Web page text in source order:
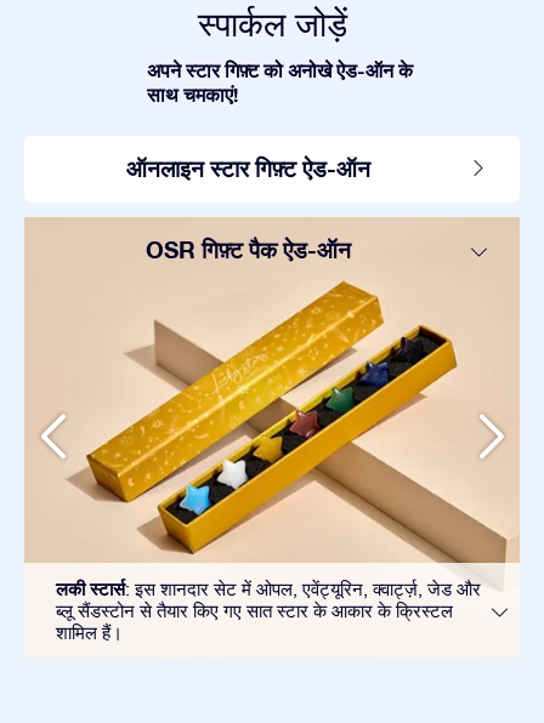
स्पार्कल जोड़ें
अपने स्टार गिफ़्ट को अनोखे ऐड-ऑन के
साथ चमकाएं!
ऑनलाइन स्टार गिफ़्ट ऐड-ऑन
OSR गिफ़्ट पैक ऐड-ऑन
लकी स्टार्स: इस शानदार सेट में ओपल, एवेंट्यूरिन, क्वार्ट्ज़, जेड और
ब्लू सैंडस्टोन से तैयार किए गए सात स्टार के आकार के क्रिस्टल
शामिल हैं।